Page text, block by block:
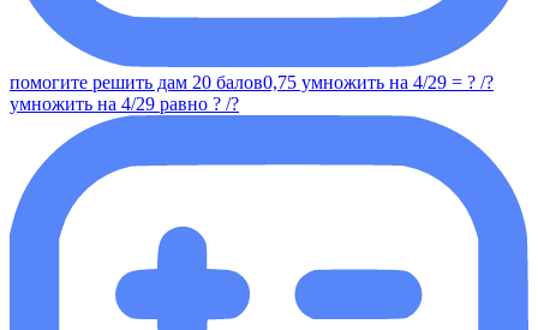
помогите решить дам 20 балов0,75 умножить на 4/29 = ? /?
умножить на 4/29 равно ? /?